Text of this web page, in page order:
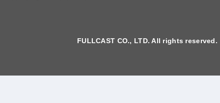
FULLCAST CO., LTD. All rights reserved.